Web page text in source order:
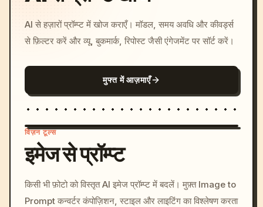
AI से हज़ारों प्रॉम्प्ट में खोज कराएँ। मॉडल, समय अवधि और कीवर्ड्स
से फ़िल्टर करें और व्यू, बुकमार्क, रिपोस्ट जैसी एंगेजमेंट पर सॉर्ट करें।
मुफ्त में आज़माएँ
c, cyberpunk sunset, neon
colors, 8k --v 6.0
विज़न टूल्स
इमेज से प्रॉम्प्ट
किसी भी फ़ोटो को विस्तृत AI इमेज प्रॉम्प्ट में बदलें। मुफ़्त Image to
Prompt कन्वर्टर कंपोज़िशन, स्टाइल और लाइटिंग का विश्लेषण करता